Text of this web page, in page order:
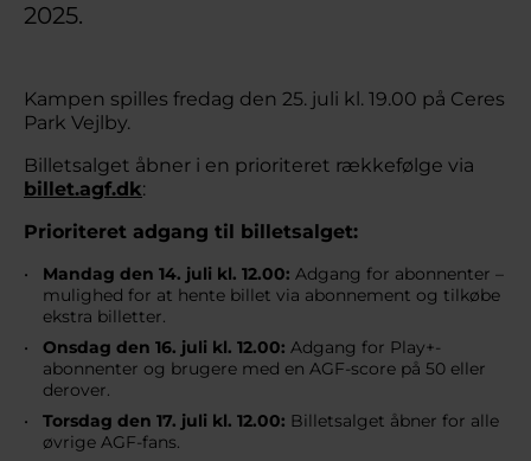
2025.
Kampen spilles fredag den 25. juli kl. 19.00 på Ceres
Park Vejlby.
Billetsalget åbner i en prioriteret rækkefølge via
billet.agf.dk:
Prioriteret adgang til billetsalget:
Mandag den 14. juli kl. 12.00: Adgang for abonnenter –
mulighed for at hente billet via abonnement og tilkøbe
ekstra billetter.
Onsdag den 16. juli kl. 12.00: Adgang for Play+-
abonnenter og brugere med en AGF-score på 50 eller
derover.
Torsdag den 17. juli kl. 12.00: Billetsalget åbner for alle
øvrige AGF-fans.